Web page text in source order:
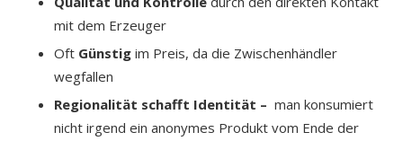
mit dem Erzeuger
Oft Günstig im Preis, da die Zwischenhändler
wegfallen
Regionalität schafft Identität – man konsumiert
nicht irgend ein anonymes Produkt vom Ende der